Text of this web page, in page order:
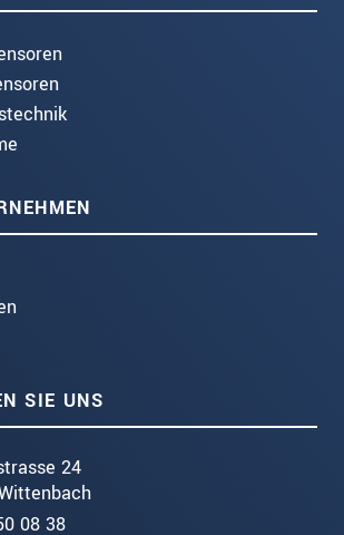
SIE UNS
24
08 38